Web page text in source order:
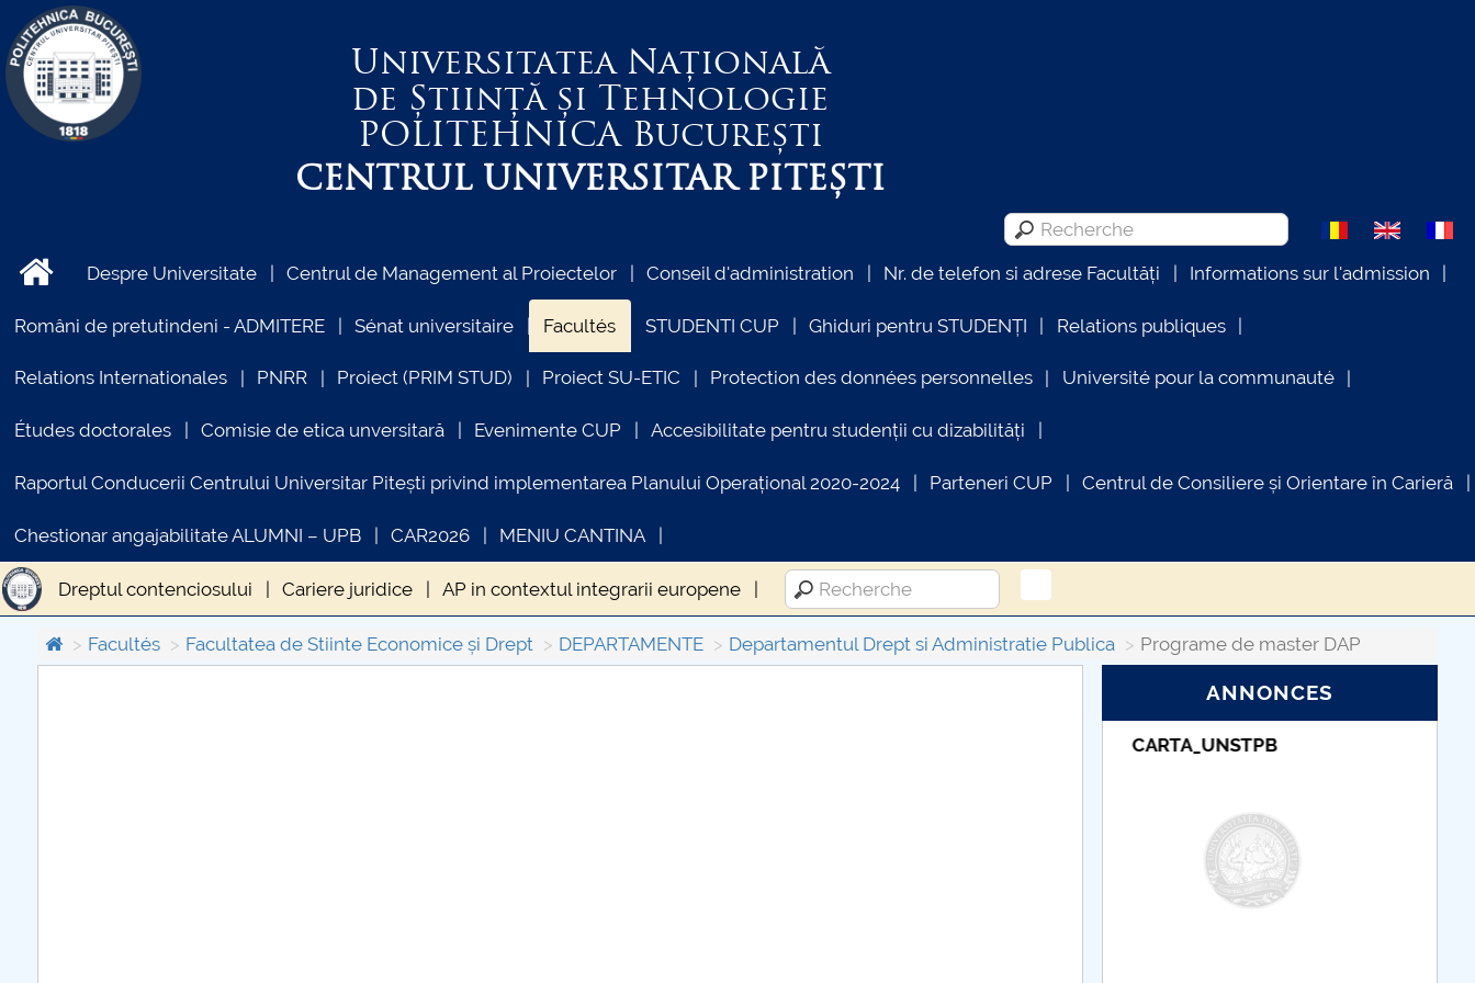
Universitatea Națională
de Știință și Tehnologie
POLITEHNICABucurești
CENTRUL UNIVERSITAR PITEȘTI
Despre Universitate Centrul de Management al Proiectelor Conseil d'administration Nr. de telefon si adrese Facultăți Informations sur l'admission
Români de pretutindeni - ADMITERE Sénat universitaire Facultés STUDENTI CUP Ghiduri pentru STUDENȚI Relations publiques
Relations Internationales PNRR Proiect (PRIM STUD) Proiect SU-ETIC Protection des données personnelles Université pour la communauté
Études doctorales Comisie de etica unversitară Evenimente CUP Accesibilitate pentru studenții cu dizabilități
Raportul Conducerii Centrului Universitar Pitești privind implementarea Planului Operațional 2020-2024 Parteneri CUP Centrul de Consiliere și Orientare în Carieră
Chestionar angajabilitate ALUMNI – UPB CAR2026 MENIU CANTINA
Dreptul contenciosului Cariere juridice AP in contextul integrarii europene
Facultés Facultatea de Stiinte Economice și Drept DEPARTAMENTE Departamentul Drept si Administratie Publica Programe de master DAP
ANNONCES
Taxe de școlarizare